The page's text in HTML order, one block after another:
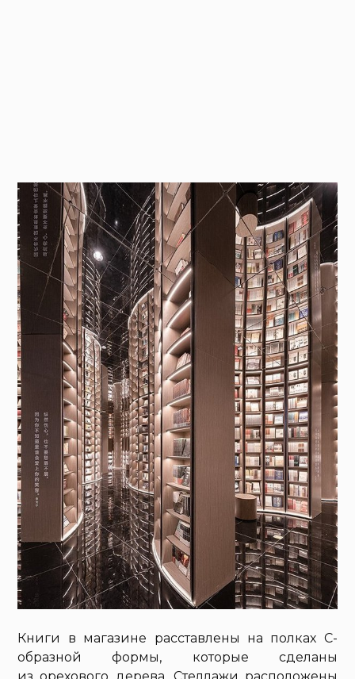
Книги в магазине расставлены на полках С-
образной формы, которые сделаны
из орехового дерева. Стеллажи расположены